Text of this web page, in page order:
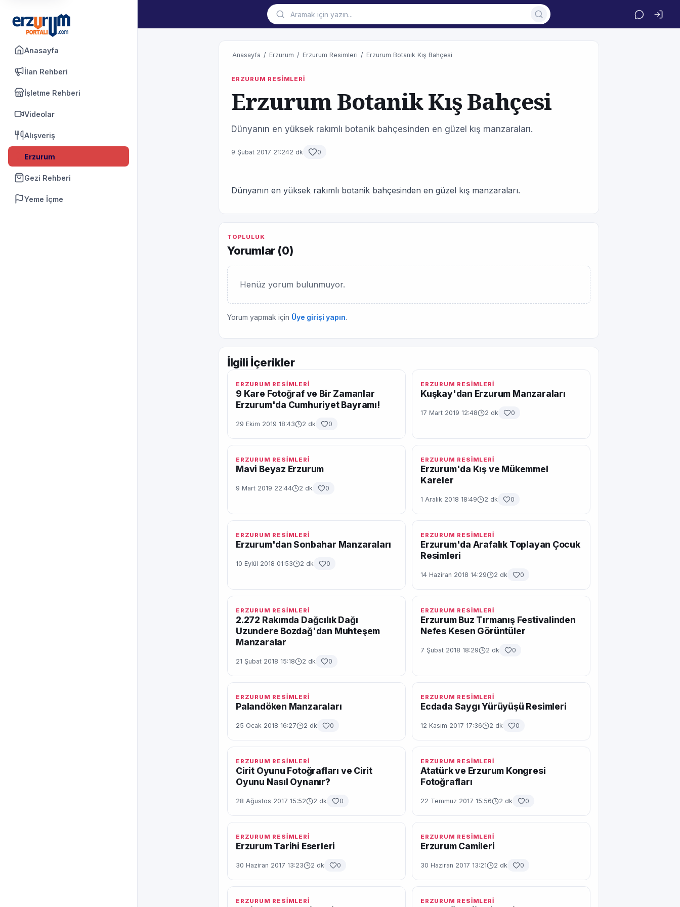
Anasayfa
İlan Rehberi
İşletme Rehberi
Videolar
Alışveriş
Erzurum
Gezi Rehberi
Yeme İçme
Anasayfa / Erzurum / Erzurum Resimleri / Erzurum Botanik Kış Bahçesi
ERZURUM RESİMLERİ
Erzurum Botanik Kış Bahçesi
Dünyanın en yüksek rakımlı botanik bahçesinden en güzel kış manzaraları.
9 Şubat 2017 21:242 dk 0
Dünyanın en yüksek rakımlı botanik bahçesinden en güzel kış manzaraları.
TOPLULUK
Yorumlar (0)
Henüz yorum bulunmuyor.
Yorum yapmak için Üye girişi yapın.
İlgili İçerikler
ERZURUM RESİMLERİ
9 Kare Fotoğraf ve Bir Zamanlar
Erzurum'da Cumhuriyet Bayramı!
29 Ekim 2019 18:43 2 dk 0
ERZURUM RESİMLERİ
Kuşkay'dan Erzurum Manzaraları
17 Mart 2019 12:48 2 dk 0
ERZURUM RESİMLERİ
Mavi Beyaz Erzurum
9 Mart 2019 22:44 2 dk 0
ERZURUM RESİMLERİ
Erzurum'da Kış ve Mükemmel
Kareler
1 Aralık 2018 18:49 2 dk 0
ERZURUM RESİMLERİ
Erzurum'dan Sonbahar Manzaraları
10 Eylül 2018 01:53 2 dk 0
ERZURUM RESİMLERİ
Erzurum'da Arafalık Toplayan Çocuk
Resimleri
14 Haziran 2018 14:29 2 dk 0
ERZURUM RESİMLERİ
2.272 Rakımda Dağcılık Dağı
Uzundere Bozdağ'dan Muhteşem
Manzaralar
21 Şubat 2018 15:18 2 dk 0
ERZURUM RESİMLERİ
Erzurum Buz Tırmanış Festivalinden
Nefes Kesen Görüntüler
7 Şubat 2018 18:29 2 dk 0
ERZURUM RESİMLERİ
Palandöken Manzaraları
25 Ocak 2018 16:27 2 dk 0
ERZURUM RESİMLERİ
Ecdada Saygı Yürüyüşü Resimleri
12 Kasım 2017 17:36 2 dk 0
ERZURUM RESİMLERİ
Cirit Oyunu Fotoğrafları ve Cirit
Oyunu Nasıl Oynanır?
28 Ağustos 2017 15:52 2 dk 0
ERZURUM RESİMLERİ
Atatürk ve Erzurum Kongresi
Fotoğrafları
22 Temmuz 2017 15:56 2 dk 0
ERZURUM RESİMLERİ
Erzurum Tarihi Eserleri
30 Haziran 2017 13:23 2 dk 0
ERZURUM RESİMLERİ
Erzurum Camileri
30 Haziran 2017 13:21 2 dk 0
ERZURUM RESİMLERİ ERZURUM RESİMLERİ